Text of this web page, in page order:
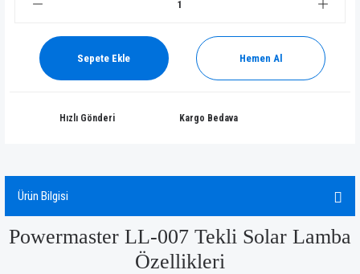
Sepete Ekle Hemen Al
Hızlı Gönderi Kargo Bedava
Ürün Bilgisi
Powermaster LL-007 Tekli Solar Lamba
Özellikleri